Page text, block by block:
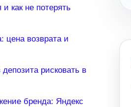
как не потерять
цена возврата и
депозита рисковать
бренда: Яндекс